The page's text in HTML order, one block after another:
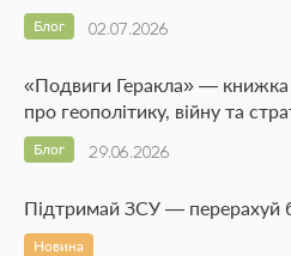
02.07.2026
Блог
«Подвиги Геракла» — книжка
про геополітику, війну та
29.06.2026
Блог
Підтримай ЗСУ — перерахуй
Новина